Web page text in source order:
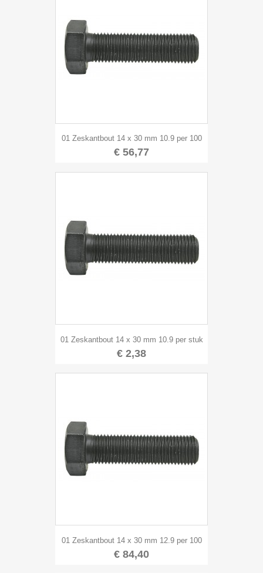
01 Zeskantbout 14 x 30 mm 10.9 per 100
€ 56,77
01 Zeskantbout 14 x 30 mm 10.9 per stuk
€ 2,38
01 Zeskantbout 14 x 30 mm 12.9 per 100
€ 84,40